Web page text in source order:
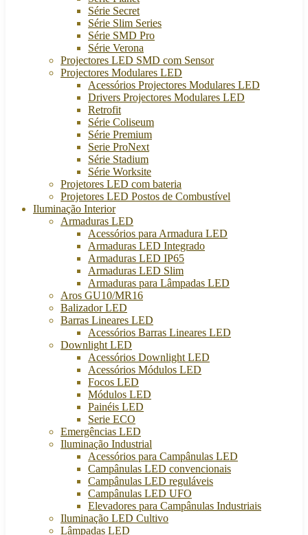
Série Secret
Série Slim Series
Série SMD Pro
Série Verona
Projectores LED SMD com Sensor
Projectores Modulares LED
Acessórios Projectores Modulares LED
Drivers Projectores Modulares LED
Retrofit
Série Coliseum
Série Premium
Serie ProNext
Série Stadium
Série Worksite
Projetores LED com bateria
Projetores LED Postos de Combustível
Iluminação Interior
Armaduras LED
Acessórios para Armadura LED
Armaduras LED Integrado
Armaduras LED IP65
Armaduras LED Slim
Armaduras para Lâmpadas LED
Aros GU10/MR16
Balizador LED
Barras Lineares LED
Acessórios Barras Lineares LED
Downlight LED
Acessórios Downlight LED
Acessórios Módulos LED
Focos LED
Módulos LED
Painéis LED
Serie ECO
Emergências LED
Iluminação Industrial
Acessórios para Campânulas LED
Campânulas LED convencionais
Campânulas LED reguláveis
Campânulas LED UFO
Elevadores para Campânulas Industriais
Iluminação LED Cultivo
Lâmpadas LED